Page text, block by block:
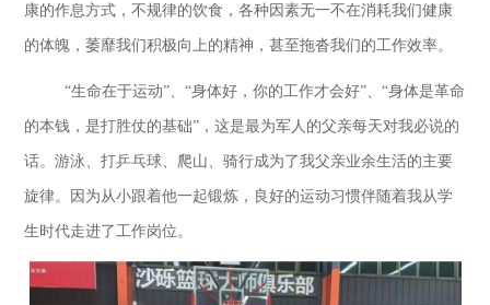
康的作息方式，不规律的饮食，各种因素无一不在消耗我们健康
的体魄，萎靡我们积极向上的精神，甚至拖沓我们的工作效率。
“生命在于运动”、“身体好，你的工作才会好”、“身体是革命
的本钱，是打胜仗的基础”，这是最为军人的父亲每天对我必说的
话。游泳、打乒乓球、爬山、骑行成为了我父亲业余生活的主要
旋律。因为从小跟着他一起锻炼，良好的运动习惯伴随着我从学
生时代走进了工作岗位。